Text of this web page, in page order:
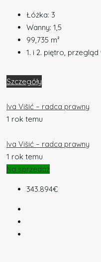
Łóżka: 3
Wanny: 1,5
99,735 m²
1. i 2. piętro,
Szczegóły
Iva Višić – radca prawny
1 rok temu
Iva Višić – radca prawny
1 rok temu
Na sprzedaż
343.894€